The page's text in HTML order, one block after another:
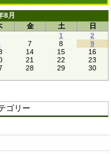
8月
金 土
日
1
2
7 8
9
14 15
16
21 22
23
28 29
30
ゴリー